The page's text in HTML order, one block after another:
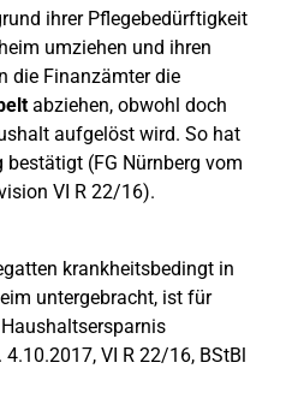
ihrer Pflegebedürftigkeit
umziehen und ihren
die Finanzämter die
abziehen, obwohl doch
aufgelöst wird. So hat
bestätigt (FG Nürnberg vom
VI R 22/16).
krankheitsbedingt in
untergebracht, ist für
4.10.2017, VI R 22/16, BStBl